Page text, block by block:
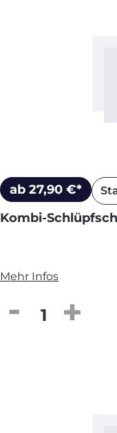
ab 27,90 €*
Kombi-
Mehr Infos
Produkt